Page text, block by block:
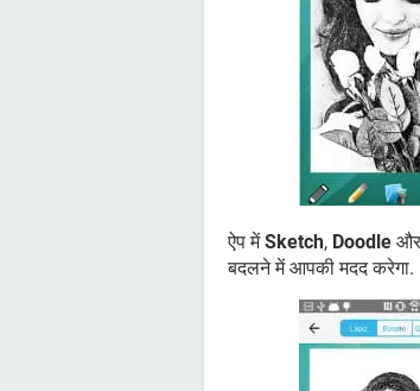
ऐप मेंSketch, Doodle और
बदलने में आपकी मदद करेगा.